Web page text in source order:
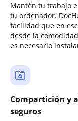
Mantén tu trabajo
tu ordenador.
facilidad que en
desde la
es necesario
Compartición y
seguros